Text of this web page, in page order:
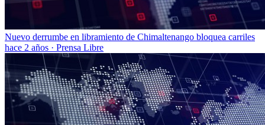
Nuevo derrumbe en libramiento de Chimaltenango bloquea carriles
hace 2 años · Prensa Libre